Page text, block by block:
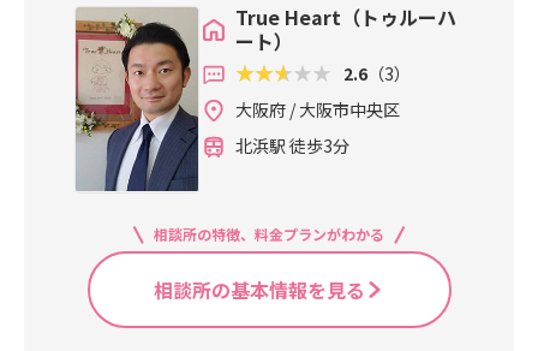
True Heart（トゥルーハ
ート）
2.6 （3）
大阪府 / 大阪市中央区
北浜駅 徒歩3分
相談所の特徴、料金プランがわかる
相談所の基本情報を見る